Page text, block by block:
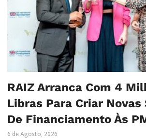
RAIZ Arranca Com 4
Libras Para Criar Novas
De Financiamento Às
6 de Agosto, 2026